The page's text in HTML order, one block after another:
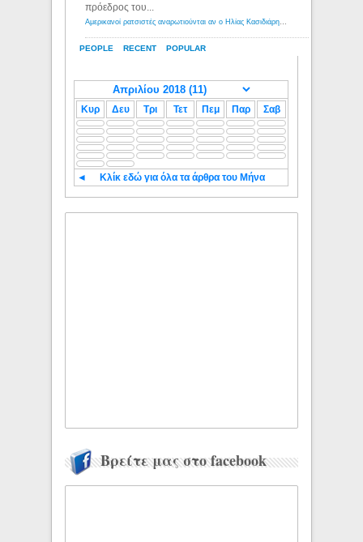
PEOPLE RECENT POPULAR
πρόεδρος του...
Κυρ Δευ Τρι Τετ Πεμ Παρ Σαβ
◄ Κλίκ εδώ για όλα τα άρθρα του Μήνα
Βρείτε μας στο facebook